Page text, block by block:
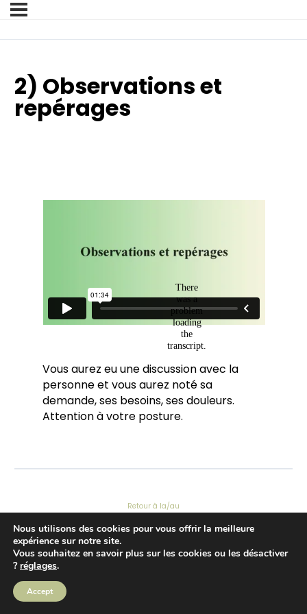
2) Observations et
repérages
Vous aurez eu une discussion avec la
personne et vous aurez noté sa
demande, ses besoins, ses douleurs.
Attention à votre posture.
Retour à la/au
Nous utilisons des cookies pour vous offrir la meilleure
expérience sur notre site.
Vous souhaitez en savoir plus sur les cookies ou les désactiver
? réglages.
Accept